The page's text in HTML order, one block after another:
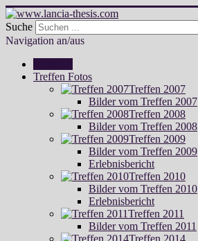
Suche
Navigation an/aus
Treffen Fotos
Treffen 2007
Bilder vom Treffen 2007
Treffen 2008
Bilder vom Treffen 2008
Treffen 2009
Bilder vom Treffen 2009
Erlebnisbericht
Treffen 2010
Bilder vom Treffen 2010
Erlebnisbericht
Treffen 2011
Bilder vom Treffen 2011
Treffen 2014